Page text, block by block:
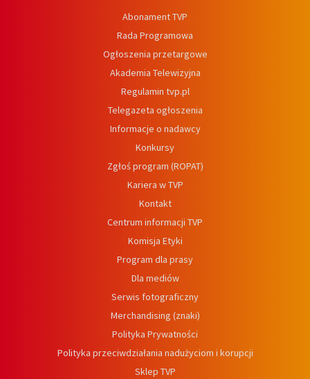
Abonament TVP
Rada Programowa
Ogłoszenia przetargowe
Akademia Telewizyjna
Regulamin tvp.pl
Telegazeta ogłoszenia
Informacje o nadawcy
Konkursy
Zgłoś program (ROPAT)
Kariera w TVP
Kontakt
Centrum informacji TVP
Komisja Etyki
Program dla prasy
Dla mediów
Serwis fotograficzny
Merchandising (znaki)
Polityka Prywatności
Polityka przeciwdziałania nadużyciom i korupcji
Sklep TVP